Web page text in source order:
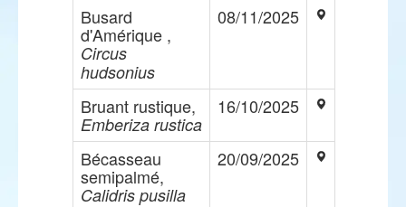
Busard
d'Amérique ,
Circus
hudsonius
08/11/2025
Bruant rustique,
Emberiza rustica
16/10/2025
Bécasseau
semipalmé,
Calidris pusilla
20/09/2025